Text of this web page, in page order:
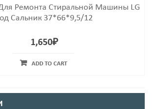
Ремонта Стиральной Машины LG
Сальник 37*66*9,5/12
1,650₽
ADD TO CART